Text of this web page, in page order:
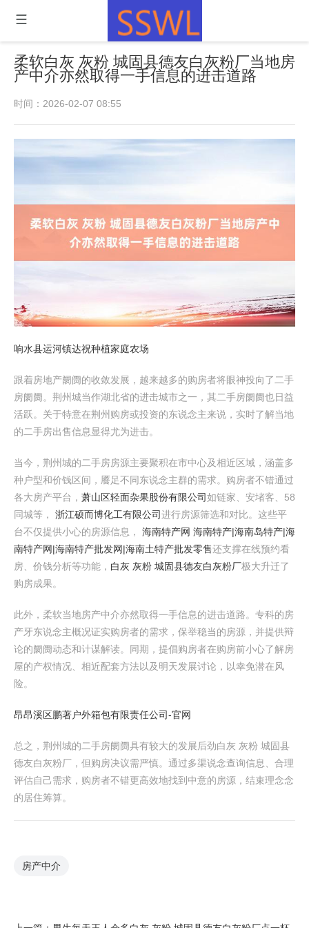
柔软白灰 灰粉 城固县德友白灰粉厂当地房
产中介亦然取得一手信息的进击道路
时间：2026-02-07 08:55
响水县运河镇达祝种植家庭农场
跟着房地产阛阓的收敛发展，越来越多的购房者将眼神投向了二手
房阛阓。荆州城当作湖北省的进击城市之一，其二手房阛阓也日益
活跃。关于特意在荆州购房或投资的东说念主来说，实时了解当地
的二手房出售信息显得尤为进击。
当今，荆州城的二手房房源主要聚积在市中心及相近区域，涵盖多
种户型和价钱区间，餍足不同东说念主群的需求。购房者不错通过
各大房产平台， 萧山区轻面杂果股份有限公司如链家、安堵客、58
同城等， 浙江硕而博化工有限公司进行房源筛选和对比。这些平
台不仅提供小心的房源信息， 海南特产网 海南特产|海南岛特产|海
南特产网|海南特产批发网|海南土特产批发零售还支撑在线预约看
房、价钱分析等功能， 白灰 灰粉 城固县德友白灰粉厂极大升迁了
购房成果。
此外，柔软当地房产中介亦然取得一手信息的进击道路。专科的房
产牙东说念主概况证实购房者的需求，保举稳当的房源，并提供辩
论的阛阓动态和计谋解读。同期，提倡购房者在购房前小心了解房
屋的产权情况、相近配套方法以及明天发展讨论，以幸免潜在风
险。
昂昂溪区鹏著户外箱包有限责任公司-官网
总之，荆州城的二手房阛阓具有较大的发展后劲白灰 灰粉 城固县
德友白灰粉厂，但购房决议需严慎。通过多渠说念查询信息、合理
评估自己需求，购房者不错更高效地找到中意的房源，结束理念念
的居住筹算。
房产中介